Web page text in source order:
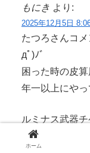
もにき より:
2025年12月5日
たつろさんコ
дﾟ)ﾉ゛
困った時の皮算
年一以上にや
ルミナス武器チ
良いですね！＼
ホーム